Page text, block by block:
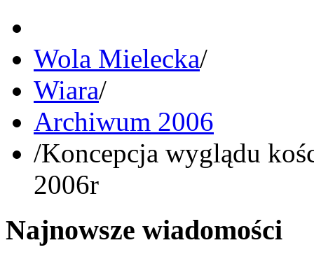
Wola Mielecka/
Wiara/
Archiwum 2006
/Koncepcja wyglądu
2006r
Najnowsze wiadomości